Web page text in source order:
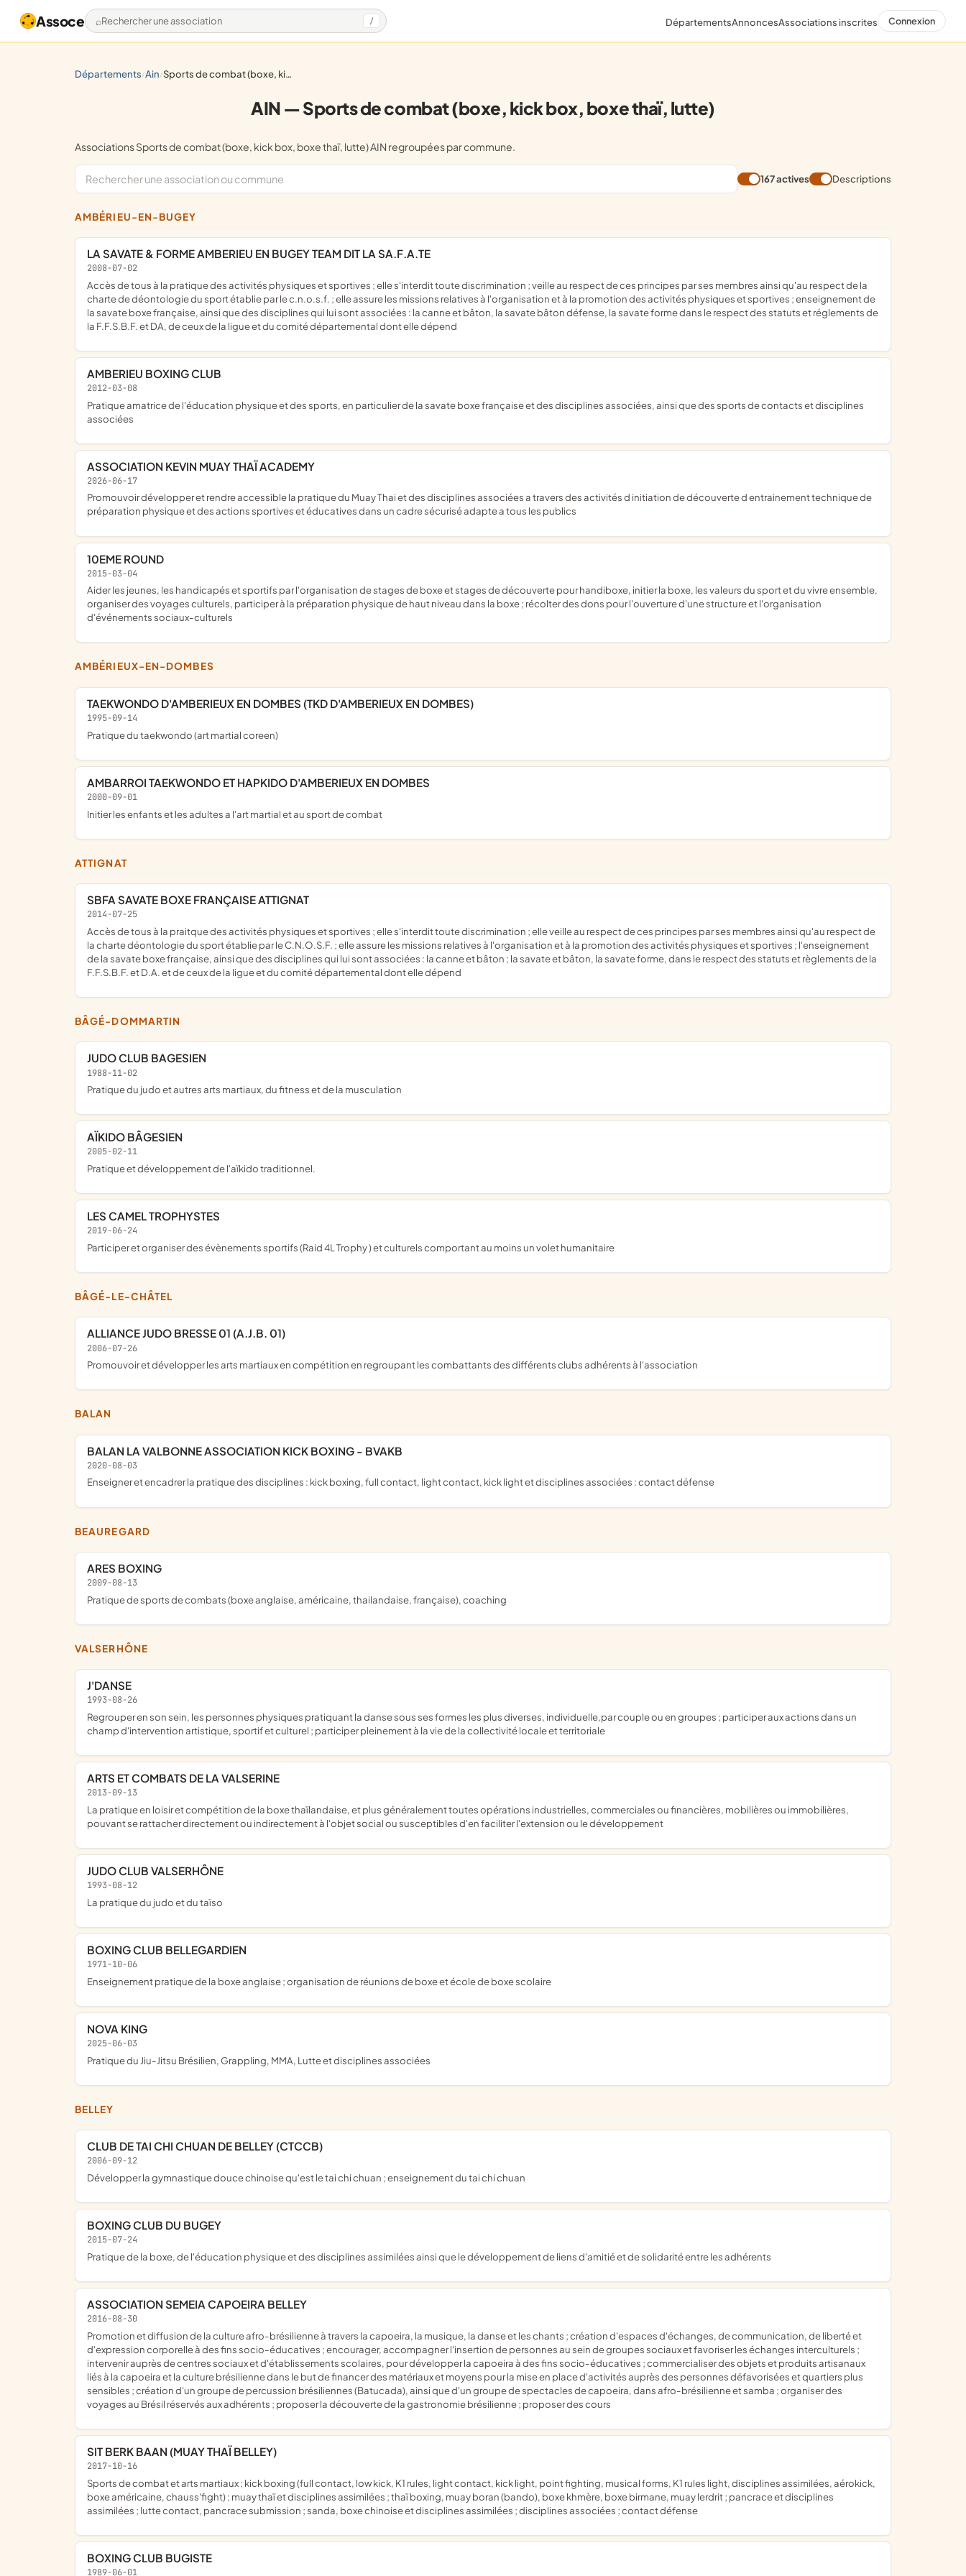
Assoce Rechercher une association / DépartementsAnnoncesAssociations inscrites Connexion
départements/ ain/ sports de combat (boxe, kick box, boxe thaï, lutte)
AIN — Sports de combat (boxe, kick box, boxe thaï, lutte)
Associations Sports de combat (boxe, kick box, boxe thaï, lutte) AIN regroupées par commune.
167 actives Descriptions
AMBÉRIEU-EN-BUGEY
LA SAVATE & FORME AMBERIEU EN BUGEY TEAM DIT LA SA.F.A.TE
2008-07-02
accès de tous à la pratique des activités physiques et sportives ; elle s'interdit toute discrimination ; veille au respect de ces principes par ses membres ainsi qu'au respect de la
charte de déontologie du sport établie par le c.n.o.s.f. ; elle assure les missions relatives à l'organisation et à la promotion des activités physiques et sportives ; enseignement de
la savate boxe française, ainsi que des disciplines qui lui sont associées : la canne et bâton, la savate bâton défense, la savate forme dans le respect des statuts et réglements de
la F.F.S.B.F. et DA, de ceux de la ligue et du comité départemental dont elle dépend
AMBERIEU BOXING CLUB
2012-03-08
pratique amatrice de l'éducation physique et des sports, en particulier de la savate boxe française et des disciplines associées, ainsi que des sports de contacts et disciplines
associées
ASSOCIATION KEVIN MUAY THAÏ ACADEMY
2026-06-17
promouvoir développer et rendre accessible la pratique du Muay Thai et des disciplines associées a travers des activités d initiation de découverte d entrainement technique de
préparation physique et des actions sportives et éducatives dans un cadre sécurisé adapte a tous les publics
10EME ROUND
2015-03-04
aider les jeunes, les handicapés et sportifs par l'organisation de stages de boxe et stages de découverte pour handiboxe, initier la boxe, les valeurs du sport et du vivre ensemble,
organiser des voyages culturels, participer à la préparation physique de haut niveau dans la boxe ; récolter des dons pour l'ouverture d'une structure et l'organisation
d'événements sociaux-culturels
AMBÉRIEUX-EN-DOMBES
TAEKWONDO D'AMBERIEUX EN DOMBES (TKD D'AMBERIEUX EN DOMBES)
1995-09-14
pratique du taekwondo (art martial coreen)
AMBARROI TAEKWONDO ET HAPKIDO D'AMBERIEUX EN DOMBES
2000-09-01
initier les enfants et les adultes a l'art martial et au sport de combat
ATTIGNAT
SBFA SAVATE BOXE FRANÇAISE ATTIGNAT
2014-07-25
accès de tous à la praitque des activités physiques et sportives ; elle s'interdit toute discrimination ; elle veille au respect de ces principes par ses membres ainsi qu'au respect de
la charte déontologie du sport établie par le C.N.O.S.F. ; elle assure les missions relatives à l'organisation et à la promotion des activités physiques et sportives ; l'enseignement
de la savate boxe française, ainsi que des disciplines qui lui sont associées : la canne et bâton ; la savate et bâton, la savate forme, dans le respect des statuts et règlements de la
F.F.S.B.F. et D.A. et de ceux de la ligue et du comité départemental dont elle dépend
BÂGÉ-DOMMARTIN
JUDO CLUB BAGESIEN
1988-11-02
pratique du judo et autres arts martiaux, du fitness et de la musculation
AÏKIDO BÂGESIEN
2005-02-11
pratique et développement de l'aïkido traditionnel.
LES CAMEL TROPHYSTES
2019-06-24
participer et organiser des évènements sportifs (Raid 4L Trophy ) et culturels comportant au moins un volet humanitaire
BÂGÉ-LE-CHÂTEL
ALLIANCE JUDO BRESSE 01 (A.J.B. 01)
2006-07-26
promouvoir et développer les arts martiaux en compétition en regroupant les combattants des différents clubs adhérents à l'association
BALAN
BALAN LA VALBONNE ASSOCIATION KICK BOXING - BVAKB
2020-08-03
enseigner et encadrer la pratique des disciplines : kick boxing, full contact, light contact, kick light et disciplines associées : contact défense
BEAUREGARD
ARES BOXING
2009-08-13
pratique de sports de combats (boxe anglaise, américaine, thailandaise, française), coaching
VALSERHÔNE
J'DANSE
1993-08-26
regrouper en son sein, les personnes physiques pratiquant la danse sous ses formes les plus diverses, individuelle,par couple ou en groupes ; participer aux actions dans un
champ d'intervention artistique, sportif et culturel ; participer pleinement à la vie de la collectivité locale et territoriale
ARTS ET COMBATS DE LA VALSERINE
2013-09-13
la pratique en loisir et compétition de la boxe thaïlandaise, et plus généralement toutes opérations industrielles, commerciales ou financières, mobilières ou immobilières,
pouvant se rattacher directement ou indirectement à l'objet social ou susceptibles d'en faciliter l'extension ou le développement
JUDO CLUB VALSERHÔNE
1993-08-12
la pratique du judo et du taïso
BOXING CLUB BELLEGARDIEN
1971-10-06
enseignement pratique de la boxe anglaise ; organisation de réunions de boxe et école de boxe scolaire
NOVA KING
2025-06-03
pratique du Jiu-Jitsu Brésilien, Grappling, MMA, Lutte et disciplines associées
BELLEY
CLUB DE TAI CHI CHUAN DE BELLEY (CTCCB)
2006-09-12
développer la gymnastique douce chinoise qu'est le tai chi chuan ; enseignement du tai chi chuan
BOXING CLUB DU BUGEY
2015-07-24
pratique de la boxe, de l'éducation physique et des disciplines assimilées ainsi que le développement de liens d'amitié et de solidarité entre les adhérents
ASSOCIATION SEMEIA CAPOEIRA BELLEY
2016-08-30
promotion et diffusion de la culture afro-brésilienne à travers la capoeira, la musique, la danse et les chants ; création d'espaces d'échanges, de communication, de liberté et
d'expression corporelle à des fins socio-éducatives ; encourager, accompagner l'insertion de personnes au sein de groupes sociaux et favoriser les échanges interculturels ;
intervenir auprès de centres sociaux et d'établissements scolaires, pour développer la capoeira à des fins socio-éducatives ; commercialiser des objets et produits artisanaux
liés à la capoeira et la culture brésilienne dans le but de financer des matériaux et moyens pour la mise en place d'activités auprès des personnes défavorisées et quartiers plus
sensibles ; création d'un groupe de percussion brésiliennes (Batucada), ainsi que d'un groupe de spectacles de capoeira, dans afro-brésilienne et samba ; organiser des
voyages au Brésil réservés aux adhérents ; proposer la découverte de la gastronomie brésilienne ; proposer des cours
SIT BERK BAAN (MUAY THAÏ BELLEY)
2017-10-16
sports de combat et arts martiaux ; kick boxing (full contact, low kick, K1 rules, light contact, kick light, point fighting, musical forms, K1 rules light, disciplines assimilées, aérokick,
boxe américaine, chauss'fight) ; muay thaï et disciplines assimilées ; thaï boxing, muay boran (bando), boxe khmère, boxe birmane, muay lerdrit ; pancrace et disciplines
assimilées ; lutte contact, pancrace submission ; sanda, boxe chinoise et disciplines assimilées ; disciplines associées ; contact défense
BOXING CLUB BUGISTE
1989-06-01